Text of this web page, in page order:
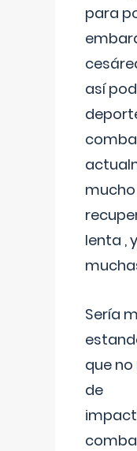
para
así
lenta ,
Sería
que
de